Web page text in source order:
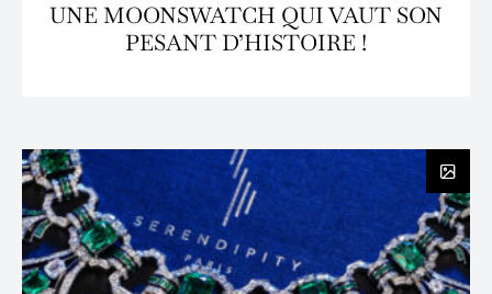
UNE MOONSWATCH QUI VAUT SON
PESANT D’HISTOIRE !